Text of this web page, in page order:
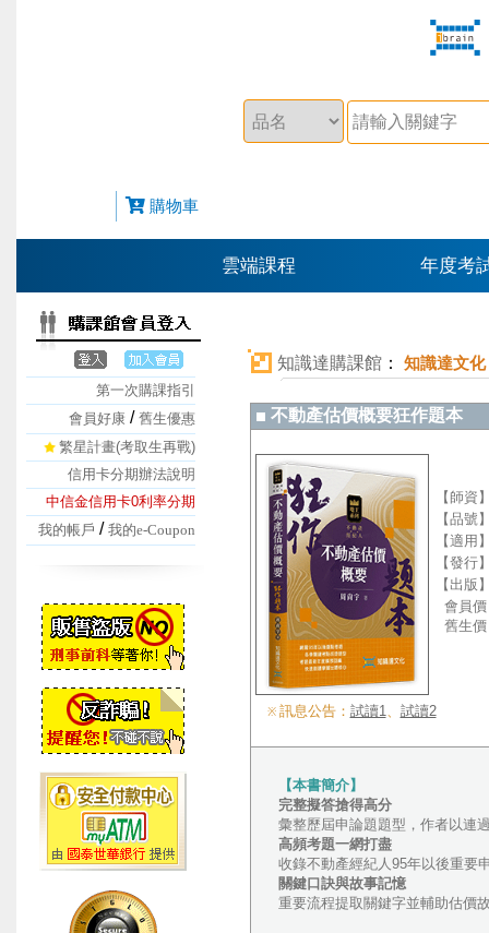
購物車
雲端課程 年度考
第一次購課指引
會員好康 / 舊生優惠
繁星計畫(考取生再戰)
信用卡分期辦法說明
中信金信用卡0利率分期
我的帳戶 / 我的e-Coupon
知識達購課館： 知識達文化
不動產估價概要狂作題本
【師資
【品號
【適用
【發行
【出版
會員價
舊生價
※ 訊息公告： 試讀1、 試讀2
【本書簡介】
完整擬答搶得高分
彙整歷屆申論題題型，作者以連
高頻考題一網打盡
收錄不動產經紀人95年以後重要
關鍵口訣與故事記憶
重要流程提取關鍵字並輔助估價